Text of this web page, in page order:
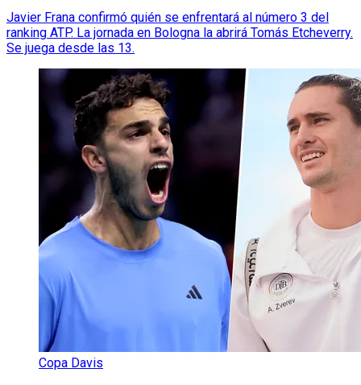
Javier Frana confirmó quién se enfrentará al número 3 del
ranking ATP. La jornada en Bologna la abrirá Tomás Etcheverry.
Se juega desde las 13.
Copa Davis